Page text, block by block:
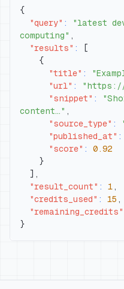
{
"query" :
"latest
computing" ,
"results" :
[
{
"title" :
"url" : "https://
"snippet" :
content…" ,
"source_type" :
"published_at" :
"score" :
0.92
}
] ,
"result_count" : 1 ,
"credits_used" : 15 ,
"remaining_credits"
}